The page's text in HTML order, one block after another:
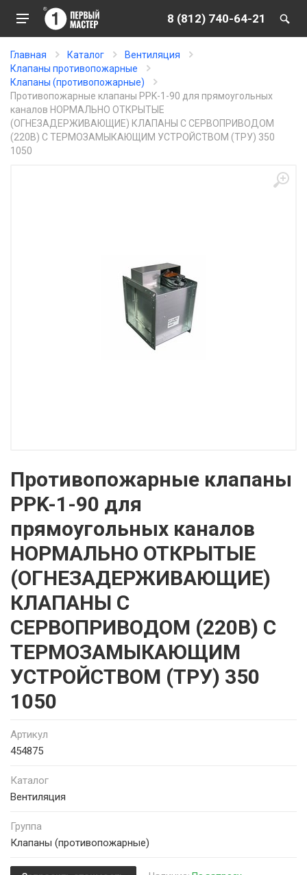
8 (812) 740-64-21
Главная Каталог
Вентиляция
Клапаны противопожарные
Клапаны (противопожарные)
Противопожарные клапаны PPK-1-90 для прямоугольных
каналов НОРМАЛЬНО ОТКРЫТЫЕ
(ОГНЕЗАДЕРЖИВАЮЩИЕ) КЛАПАНЫ С СЕРВОПРИВОДОМ
(220В) С ТЕРМОЗАМЫКАЮЩИМ УСТРОЙСТВОМ (ТРУ) 350
1050
Противопожарные клапаны
PPK-1-90 для
прямоугольных каналов
НОРМАЛЬНО ОТКРЫТЫЕ
(ОГНЕЗАДЕРЖИВАЮЩИЕ)
КЛАПАНЫ С
СЕРВОПРИВОДОМ (220В) С
ТЕРМОЗАМЫКАЮЩИМ
УСТРОЙСТВОМ (ТРУ) 350
1050
Артикул
454875
Каталог
Вентиляция
Группа
Клапаны (противопожарные)